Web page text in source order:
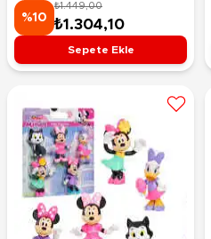
Beast Figür 30 Cm
%10
₺1.449,00
₺1.304,10
Sepete Ekle